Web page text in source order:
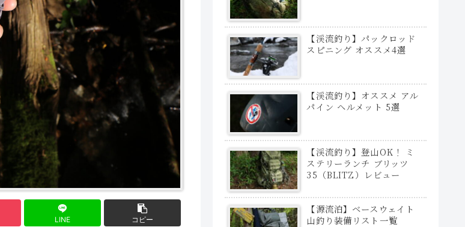
LINE コピー
【渓流釣り】パックロッド
スピニング オススメ4選
【渓流釣り】オススメ アル
パイン ヘルメット 5選
【渓流釣り】登山OK！ ミ
ステリーランチ ブリッツ
35（BLITZ）レビュー
【源流泊】ベースウェイト
山釣り装備リスト一覧